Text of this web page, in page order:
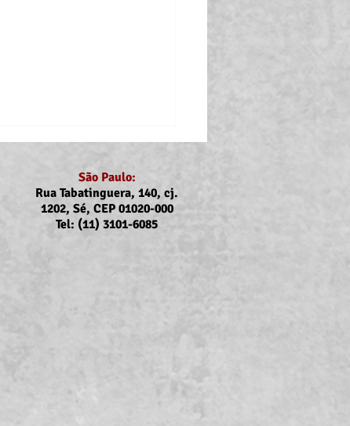
São Paulo:
Rua Tabatinguera, 140, cj.
1202, Sé, CEP 01020-000
Tel: (11) 3101-6085